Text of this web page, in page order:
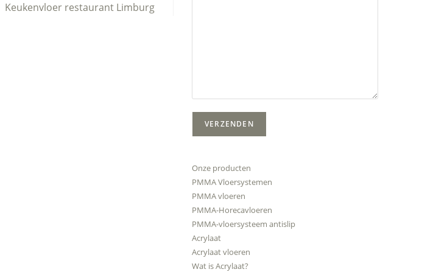
Keukenvloer restaurant Limburg
Onze producten
PMMA Vloersystemen
PMMA vloeren
PMMA-Horecavloeren
PMMA-vloersysteem antislip
Acrylaat
Acrylaat vloeren
Wat is Acrylaat?